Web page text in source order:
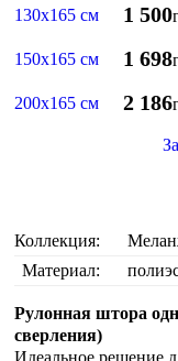
130х165 см 1 500
150х165 см 1 698
200х165 см 2 186
Коллекция:
Материал:
Рулонная штора
сверления)